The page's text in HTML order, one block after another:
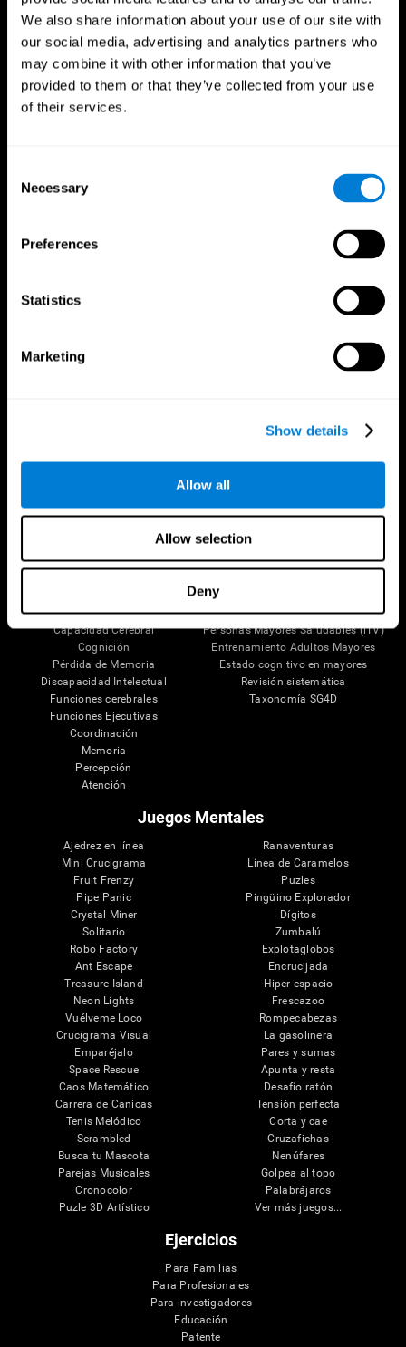
We also share information about your use of our site with
our social media, advertising and analytics partners who
may combine it with other information that you’ve
provided to them or that they’ve collected from your use
of their services.
Selection
Necessary
Preferences
Statistics
Marketing
Show details
Allow all
Allow selection
Deny
Tu Cerebro
Mente y Cerebro
Plasticidad Neuronal
Capacidad Cerebral
Cognición
Pérdida de Memoria
Discapacidad Intelectual
Funciones cerebrales
Funciones Ejecutivas
Coordinación
Memoria
Percepción
Atención
Investigación
Validación de las Terapias Digitales
Juegos de Ordenador
Evaluación Holistica
Personas Mayores Saludables (iTV)
Entrenamiento Adultos Mayores
Estado cognitivo en mayores
Revisión sistemática
Taxonomía SG4D
Juegos Mentales
Ajedrez en línea
Mini Crucigrama
Fruit Frenzy
Pipe Panic
Crystal Miner
Solitario
Robo Factory
Ant Escape
Treasure Island
Neon Lights
Vuélveme Loco
Crucigrama Visual
Emparéjalo
Space Rescue
Caos Matemático
Carrera de Canicas
Tenis Melódico
Scrambled
Busca tu Mascota
Parejas Musicales
Cronocolor
Puzle 3D Artístico
Ranaventuras
Línea de Caramelos
Puzles
Pingüino Explorador
Dígitos
Zumbalú
Explotaglobos
Encrucijada
Hiper-espacio
Frescazoo
Rompecabezas
La gasolinera
Pares y sumas
Apunta y resta
Desafío ratón
Tensión perfecta
Corta y cae
Cruzafichas
Nenúfares
Golpea al topo
Palabrájaros
Ver más juegos...
Ejercicios
Para Familias
Para Profesionales
Para investigadores
Educación
Patente